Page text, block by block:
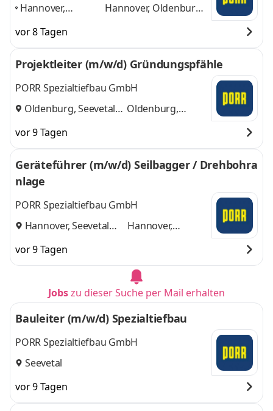
Hannover,
Seevetal (Region
Norddeutschland),
Hannover, Oldenburg,
1 weitere
vor 8 Tagen
Projektleiter (m/w/d) Gründungspfähle
PORR Spezialtiefbau GmbH
Oldenburg, Seevetal
Oldenburg,
vor 9 Tagen
Geräteführer (m/w/d) Seilbagger / Drehbohra
nlage
PORR Spezialtiefbau GmbH
Hannover, Seevetal
Hannover,
vor 9 Tagen
Jobszu dieser Suche per Mail erhalten
Bauleiter (m/w/d) Spezialtiefbau
PORR Spezialtiefbau GmbH
Seevetal
vor 9 Tagen